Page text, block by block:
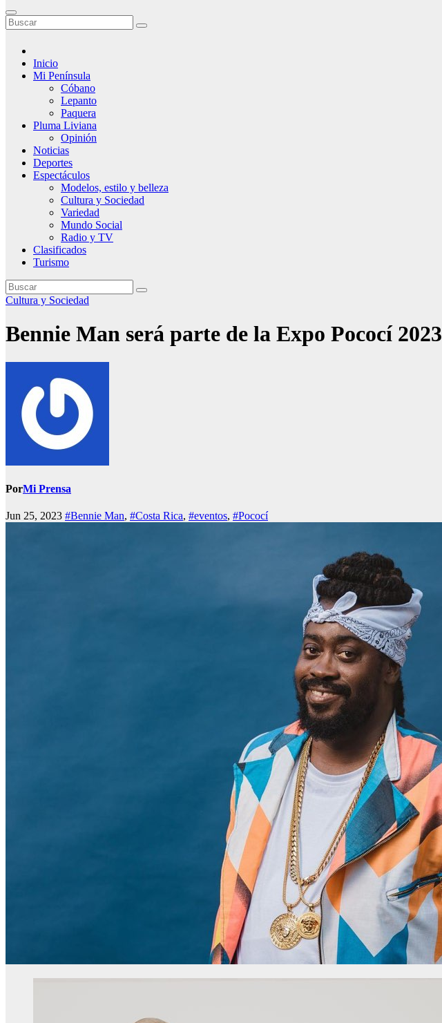
Inicio
Mi Península
Cóbano
Lepanto
Paquera
Pluma Liviana
Opinión
Noticias
Deportes
Espectáculos
Modelos, estilo y belleza
Cultura y Sociedad
Variedad
Mundo Social
Radio y TV
Clasificados
Turismo
Cultura y Sociedad
Bennie Man será parte de la Expo Pococí 2023
PorMi Prensa
Jun 25, 2023 #Bennie Man, #Costa Rica, #eventos, #Pococí